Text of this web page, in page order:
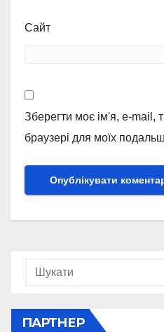
Сайт
Зберегти моє ім'я, e-mail,
браузері для моїх
ПАРТНЕР